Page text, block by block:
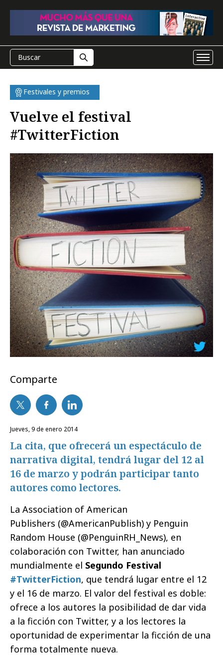
Festivales y premios
Vuelve el festival
#TwitterFiction
Comparte
jueves, 9 de enero 2014
La cita, que ofrecerá un espectáculo de
narrativa digital, tendrá lugar del 12 al
16 de marzo y podrán participar tanto
autores como lectores.
La Association of American
Publishers (@AmericanPublish) y Penguin
Random House (@PenguinRH_News), en
colaboración con Twitter, han anunciado
mundialmente el Segundo Festival
#TwitterFiction, que tendrá lugar entre el 12
y el 16 de marzo. El valor del festival es doble:
ofrece a los autores la posibilidad de dar vida
a la ficción con Twitter, y a los lectores la
oportunidad de experimentar la ficción de una
forma totalmente nueva.